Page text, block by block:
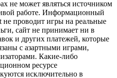
не может являться источником
работе. Информационный
не проводит игры на реальные
сайт не принимает ни в
и других платежей, которые
с азартными играми,
Какие-либо
ресурсе
исключительно в